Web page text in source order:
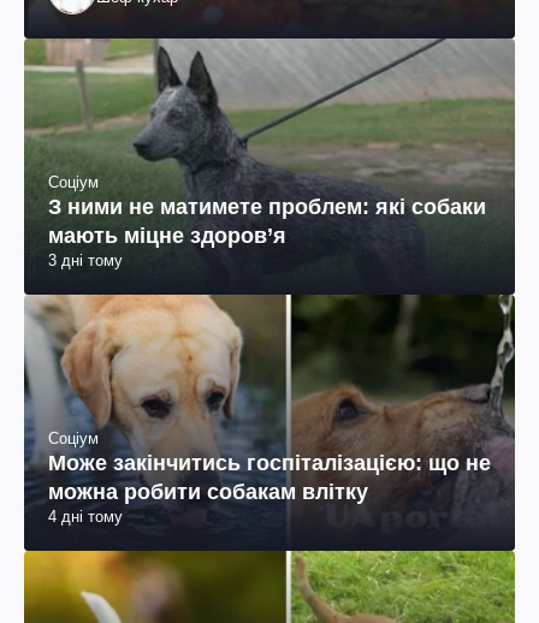
Соціум
З ними не матимете проблем: які собаки
мають міцне здоров’я
3 дні тому
Соціум
Може закінчитись госпіталізацією: що не
можна робити собакам влітку
4 дні тому